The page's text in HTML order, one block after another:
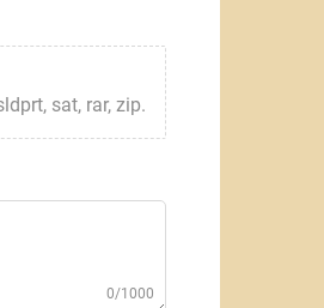
sat, rar, zip.
0/1000